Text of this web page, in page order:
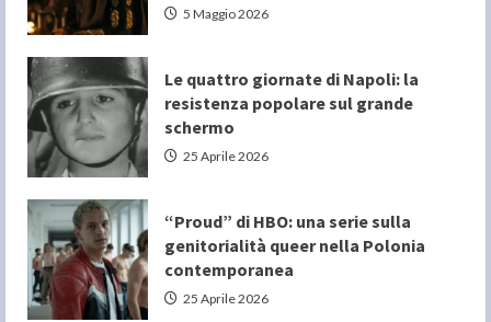
5 Maggio 2026
Le quattro giornate di Napoli: la
resistenza popolare sul grande
schermo
25 Aprile 2026
“Proud” di HBO: una serie sulla
genitorialità queer nella Polonia
contemporanea
25 Aprile 2026